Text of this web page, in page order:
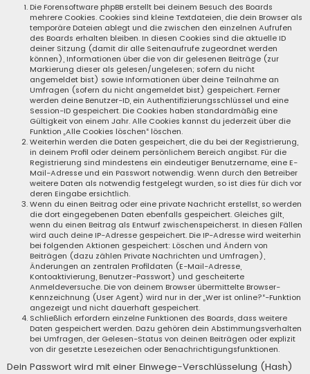
Die Forensoftware phpBB erstellt bei deinem Besuch des Boards
mehrere Cookies. Cookies sind kleine Textdateien, die dein Browser als
temporäre Dateien ablegt und die zwischen den einzelnen Aufrufen
des Boards erhalten bleiben. In diesen Cookies sind die aktuelle ID
deiner Sitzung (damit dir alle Seitenaufrufe zugeordnet werden
können), Informationen über die von dir gelesenen Beiträge (zur
Markierung dieser als gelesen/ungelesen; sofern du nicht
angemeldet bist) sowie Informationen über deine Teilnahme an
Umfragen (sofern du nicht angemeldet bist) gespeichert. Ferner
werden deine Benutzer-ID, ein Authentifizierungsschlüssel und eine
Session-ID gespeichert. Die Cookies haben standardmäßig eine
Gültigkeit von einem Jahr. Alle Cookies kannst du jederzeit über die
Funktion „Alle Cookies löschen“ löschen.
Weiterhin werden die Daten gespeichert, die du bei der Registrierung,
in deinem Profil oder deinem persönlichem Bereich angibst. Für die
Registrierung sind mindestens ein eindeutiger Benutzername, eine E-
Mail-Adresse und ein Passwort notwendig. Wenn durch den Betreiber
weitere Daten als notwendig festgelegt wurden, so ist dies für dich vor
deren Eingabe ersichtlich.
Wenn du einen Beitrag oder eine private Nachricht erstellst, so werden
die dort eingegebenen Daten ebenfalls gespeichert. Gleiches gilt,
wenn du einen Beitrag als Entwurf zwischenspeicherst. In diesen Fällen
wird auch deine IP-Adresse gespeichert. Die IP-Adresse wird weiterhin
bei folgenden Aktionen gespeichert: Löschen und Ändern von
Beiträgen (dazu zählen Private Nachrichten und Umfragen),
Änderungen an zentralen Profildaten (E-Mail-Adresse,
Kontoaktivierung, Benutzer-Passwort) und gescheiterte
Anmeldeversuche. Die von deinem Browser übermittelte Browser-
Kennzeichnung (User Agent) wird nur in der „Wer ist online?“-Funktion
angezeigt und nicht dauerhaft gespeichert.
Schließlich erfordern einzelne Funktionen des Boards, dass weitere
Daten gespeichert werden. Dazu gehören dein Abstimmungsverhalten
bei Umfragen, der Gelesen-Status von deinen Beiträgen oder explizit
von dir gesetzte Lesezeichen oder Benachrichtigungsfunktionen.
Dein Passwort wird mit einer Einwege-Verschlüsselung (Hash)